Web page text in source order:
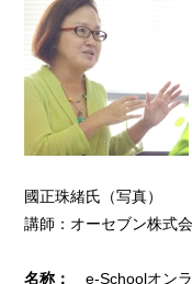
國正珠緒氏（写真）
講師：オーセブン株式
名称：
e-Schoolオン